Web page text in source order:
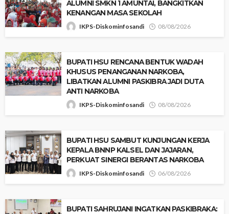
ALUMNI SMKN 1 AMUNTAI, BANGKITKAN
KENANGAN MASA SEKOLAH
IKPS-Diskominfosandi 08/08/2026
BUPATI HSU RENCANA BENTUK WADAH
KHUSUS PENANGANAN NARKOBA,
LIBATKAN ALUMNI PASKIBRA JADI DUTA
ANTI NARKOBA
IKPS-Diskominfosandi 08/08/2026
‎BUPATI HSU SAMBUT KUNJUNGAN KERJA
KEPALA BNNP KALSEL DAN JAJARAN,
PERKUAT SINERGI BERANTAS NARKOBA
IKPS-Diskominfosandi 06/08/2026
BUPATI SAHRUJANI INGATKAN PASKIBRAKA: